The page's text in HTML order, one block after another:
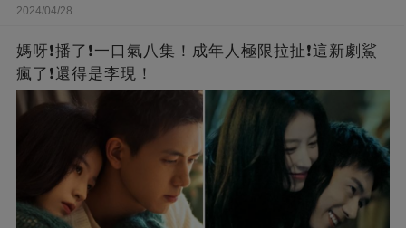
2024/04/28
媽呀❗️播了❗一口氣八集！成年人極限拉扯❗這新劇鯊
瘋了❗還得是李現！